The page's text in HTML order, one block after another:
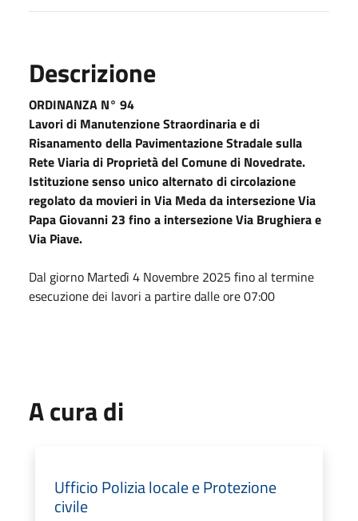
Descrizione
ORDINANZA N° 94
Lavori di Manutenzione Straordinaria e di
Risanamento della Pavimentazione Stradale sulla
Rete Viaria di Proprietà del Comune di Novedrate.
Istituzione senso unico alternato di circolazione
regolato da movieri in Via Meda da intersezione Via
Papa Giovanni 23 fino a intersezione Via Brughiera e
Via Piave.
Dal giorno Martedì 4 Novembre 2025 fino al termine
esecuzione dei lavori a partire dalle ore 07:00
A cura di
Ufficio Polizia locale e Protezione
civile